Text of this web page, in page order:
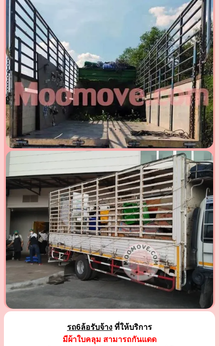
รถ6ล้อรับจ้าง ที่ให้บริการ
มีผ้าใบคลุม สามารถกันแดด